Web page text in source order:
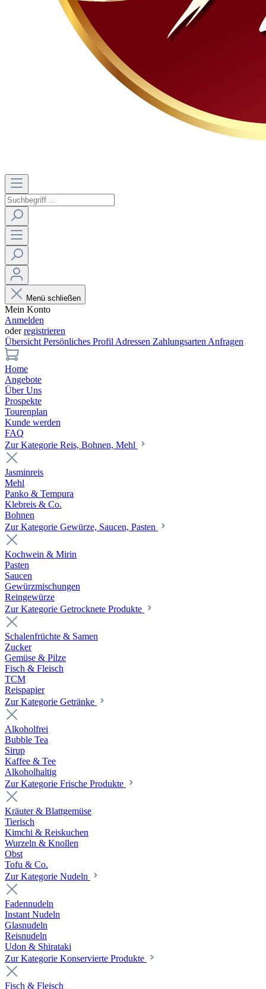
Menü schließen
Mein Konto
Anmelden
oderregistrieren
Übersicht Persönliches Profil Adressen Zahlungsarten Anfragen
Home
Angebote
Über Uns
Prospekte
Tourenplan
Kunde werden
FAQ
Zur Kategorie Reis, Bohnen, Mehl
Jasminreis
Mehl
Panko & Tempura
Klebreis & Co.
Bohnen
Zur Kategorie Gewürze, Saucen, Pasten
Kochwein & Mirin
Pasten
Saucen
Gewürzmischungen
Reingewürze
Zur Kategorie Getrocknete Produkte
Schalenfrüchte & Samen
Zucker
Gemüse & Pilze
Fisch & Fleisch
TCM
Reispapier
Zur Kategorie Getränke
Alkoholfrei
Bubble Tea
Sirup
Kaffee & Tee
Alkoholhaltig
Zur Kategorie Frische Produkte
Kräuter & Blattgemüse
Tierisch
Kimchi & Reiskuchen
Wurzeln & Knollen
Obst
Tofu & Co.
Zur Kategorie Nudeln
Fadennudeln
Instant Nudeln
Glasnudeln
Reisnudeln
Udon & Shirataki
Zur Kategorie Konservierte Produkte
Fisch & Fleisch